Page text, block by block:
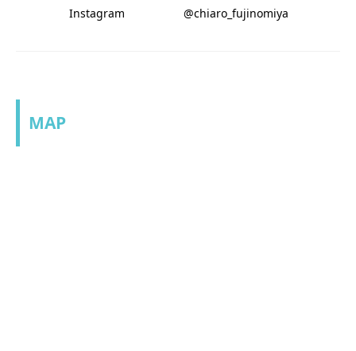
Instagram @chiaro_fujinomiya
MAP